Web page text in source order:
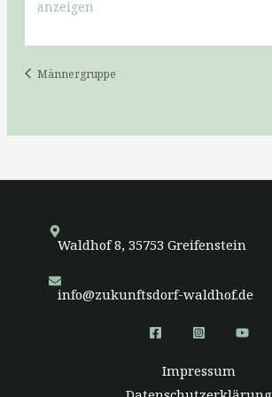
anzeigen
Männergruppe
Waldhof 8, 35753 Greifenstein
info@zukunftsdorf-waldhof.de
Impressum